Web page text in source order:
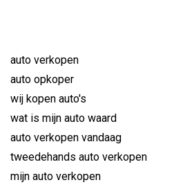
auto verkopen
auto opkoper
wij kopen auto's
wat is mijn auto waard
auto verkopen vandaag
tweedehands auto verkopen
mijn auto verkopen